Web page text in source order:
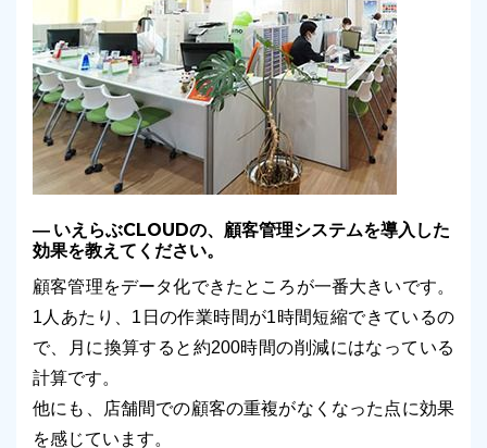
いえらぶCLOUDの、顧客管理システムを導入した
効果を教えてください。
顧客管理をデータ化できたところが一番大きいです。
1人あたり、1日の作業時間が1時間短縮できているの
で、月に換算すると約200時間の削減にはなっている
計算です。
他にも、店舗間での顧客の重複がなくなった点に効果
を感じています。